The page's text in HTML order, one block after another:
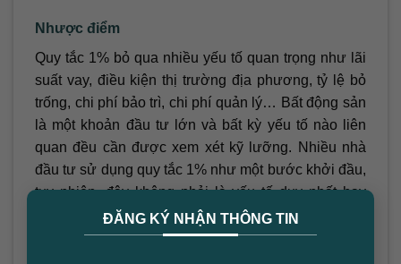
ĐĂNG KÝ NHẬN THÔNG TIN
Nhược điểm
Quy tắc 1% bỏ qua nhiều yếu tố quan trọng như lãi
suất vay, điều kiện thị trường địa phương, tỷ lệ bỏ
trống, chi phí bảo trì, chi phí quản lý… Bất động sản
là một khoản đầu tư lớn và bất kỳ yếu tố nào liên
quan đều cần được xem xét kỹ lưỡng. Nhiều nhà
đầu tư sử dụng quy tắc 1% như một bước khởi đầu,
tuy nhiên, đây không phải là yếu tố duy nhất hay
quan trọng nhất khi xem xét lựa chọn bất động sản
cho thuê dài hạn.